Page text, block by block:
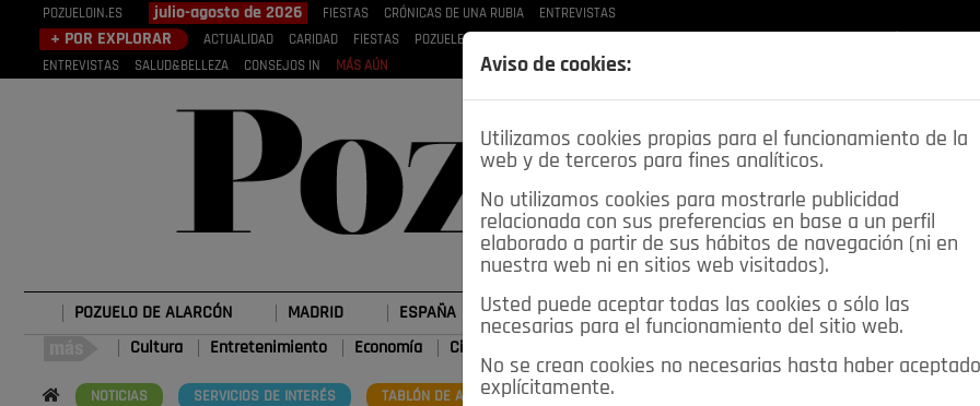
POZUELOIN.ES julio-agosto de 2026 FIESTAS CRÓNICAS DE UNA RUBIA ENTREVISTAS
+ POR EXPLORAR ACTUALIDAD CARIDAD FIESTAS POZUELEROS
ENTREVISTAS
SALUD&BELLEZA CONSEJOS IN MÁS AÚN
POZUELO DE ALARCÓN MADRID ESPAÑA DEPORTES OPINIÓN IN SALUD 🔴 EN DIRECTO
Cultura Entretenimiento Economía Ciencia&Tecnología
NOTICIAS SERVICIOS DE INTERÉS TABLÓN DE ANUNCIOS MIS ANUNCIOS
Aviso de cookies:
Utilizamos cookies propias para el funcionamiento de la
web y de terceros para fines analíticos.
No utilizamos cookies para mostrarle publicidad
relacionada con sus preferencias en base a un perfil
elaborado a partir de sus hábitos de navegación (ni en
nuestra web ni en sitios web visitados).
Usted puede aceptar todas las cookies o sólo las
necesarias para el funcionamiento del sitio web.
No se crean cookies no necesarias hasta haber aceptado
explícitamente.